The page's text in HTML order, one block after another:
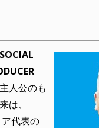
人公のも
は、
代表の